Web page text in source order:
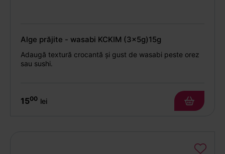
Alge prăjite - wasabi KCKIM (3x5g)15g
Adaugă textură crocantă și gust de wasabi peste orez
sau sushi.
1500 lei